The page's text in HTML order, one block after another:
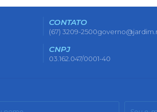
CONTATO
(67) 3209-2500
CNPJ
03.162.047/0001-40